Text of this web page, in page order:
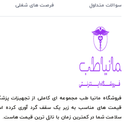
سوالات متداول فرصت های شغلی
فروشگاه مانیا طب مجموعه ای کاملی از تجهیزات
قیمت های مناسب به زیر یک سقف گرد آوری کرده
سلامت شما در کمترین زمان با نازل ترین قیمت هاست.